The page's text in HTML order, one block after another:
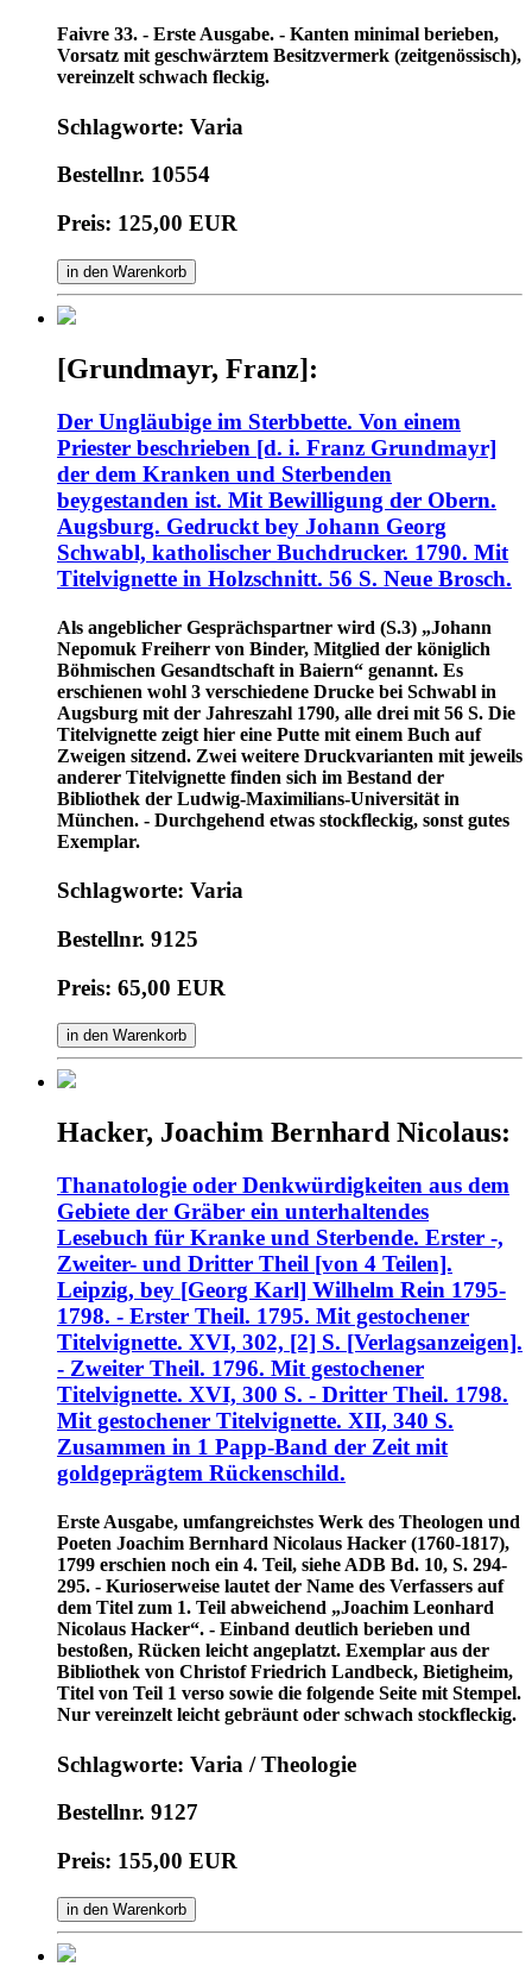
Faivre 33. - Erste Ausgabe. - Kanten minimal berieben,
Vorsatz mit geschwärztem Besitzvermerk (zeitgenössisch),
vereinzelt schwach fleckig.
Schlagworte: Varia
Bestellnr. 10554
Preis: 125,00 EUR
in den Warenkorb
[Grundmayr, Franz]:
Der Ungläubige im Sterbbette. Von einem
Priester beschrieben [d. i. Franz Grundmayr]
der dem Kranken und Sterbenden
beygestanden ist. Mit Bewilligung der Obern.
Augsburg. Gedruckt bey Johann Georg
Schwabl, katholischer Buchdrucker. 1790. Mit
Titelvignette in Holzschnitt. 56 S. Neue Brosch.
Als angeblicher Gesprächspartner wird (S.3) „Johann
Nepomuk Freiherr von Binder, Mitglied der königlich
Böhmischen Gesandtschaft in Baiern“ genannt. Es
erschienen wohl 3 verschiedene Drucke bei Schwabl in
Augsburg mit der Jahreszahl 1790, alle drei mit 56 S. Die
Titelvignette zeigt hier eine Putte mit einem Buch auf
Zweigen sitzend. Zwei weitere Druckvarianten mit jeweils
anderer Titelvignette finden sich im Bestand der
Bibliothek der Ludwig-Maximilians-Universität in
München. - Durchgehend etwas stockfleckig, sonst gutes
Exemplar.
Schlagworte: Varia
Bestellnr. 9125
Preis: 65,00 EUR
in den Warenkorb
Hacker, Joachim Bernhard Nicolaus:
Thanatologie oder Denkwürdigkeiten aus dem
Gebiete der Gräber ein unterhaltendes
Lesebuch für Kranke und Sterbende. Erster -,
Zweiter- und Dritter Theil [von 4 Teilen].
Leipzig, bey [Georg Karl] Wilhelm Rein 1795-
1798. - Erster Theil. 1795. Mit gestochener
Titelvignette. XVI, 302, [2] S. [Verlagsanzeigen].
- Zweiter Theil. 1796. Mit gestochener
Titelvignette. XVI, 300 S. - Dritter Theil. 1798.
Mit gestochener Titelvignette. XII, 340 S.
Zusammen in 1 Papp-Band der Zeit mit
goldgeprägtem Rückenschild.
Erste Ausgabe, umfangreichstes Werk des Theologen und
Poeten Joachim Bernhard Nicolaus Hacker (1760-1817),
1799 erschien noch ein 4. Teil, siehe ADB Bd. 10, S. 294-
295. - Kurioserweise lautet der Name des Verfassers auf
dem Titel zum 1. Teil abweichend „Joachim Leonhard
Nicolaus Hacker“. - Einband deutlich berieben und
bestoßen, Rücken leicht angeplatzt. Exemplar aus der
Bibliothek von Christof Friedrich Landbeck, Bietigheim,
Titel von Teil 1 verso sowie die folgende Seite mit Stempel.
Nur vereinzelt leicht gebräunt oder schwach stockfleckig.
Schlagworte: Varia / Theologie
Bestellnr. 9127
Preis: 155,00 EUR
in den Warenkorb